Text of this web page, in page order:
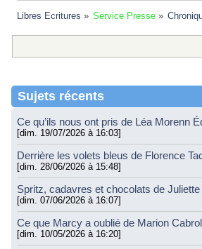
Libres Ecritures » Service Presse»
Sujets récents
Ce qu’ils nous ont pris de Léa Morenn
[dim. 19/07/2026 à 16:03]
Derrière les volets bleus de Florence
[dim. 28/06/2026 à 15:48]
Spritz, cadavres et chocolats de
[dim. 07/06/2026 à 16:07]
Ce que Marcy a oublié de Marion
[dim. 10/05/2026 à 16:20]